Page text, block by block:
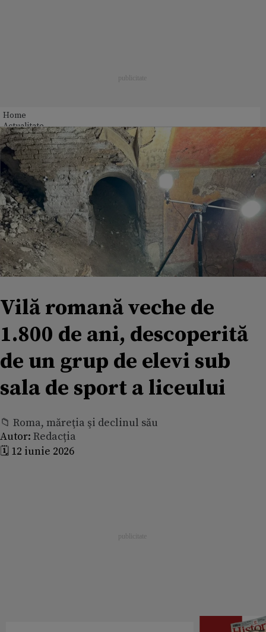
Home
Actualitate
Vilă romană veche de
1.800 de ani, descoperită
de un grup de elevi sub
sala de sport a liceului
📁 Roma, măreţia şi declinul său
Autor: Redacția
🗓️ 12 iunie 2026